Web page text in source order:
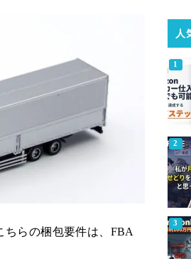
ちらの梱包要件は、FBA
人